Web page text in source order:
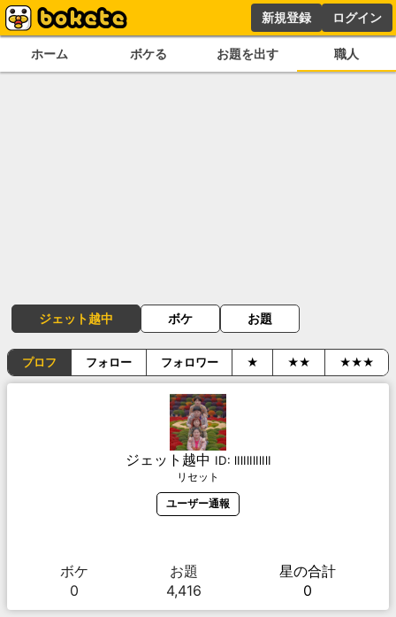
新規登録 ログイン
ホーム ボケる お題を出す 職人
ジェット越中 ボケ お題
プロフ フォロー フォロワー ★ ★★ ★★★
ジェット越中 ID: lIlIlIlIlIlI
リセット
ユーザー通報
ボケ
0
お題
4,416
星の合計
0